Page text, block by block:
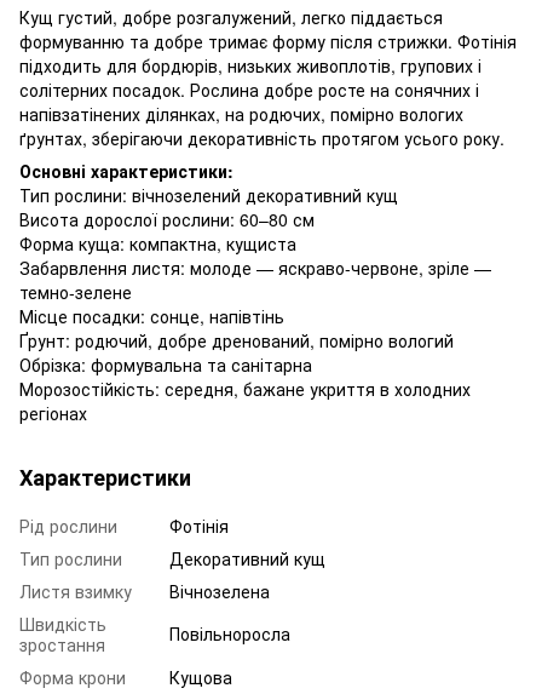
Кущ густий, добре розгалужений, легко піддається
формуванню та добре тримає форму після стрижки. Фотінія
підходить для бордюрів, низьких живоплотів, групових і
солітерних посадок. Рослина добре росте на сонячних і
напівзатінених ділянках, на родючих, помірно вологих
ґрунтах, зберігаючи декоративність протягом усього року.
Основні характеристики:
Тип рослини: вічнозелений декоративний кущ
Висота дорослої рослини: 60–80 см
Форма куща: компактна, кущиста
Забарвлення листя: молоде — яскраво-червоне, зріле —
темно-зелене
Місце посадки: сонце, напівтінь
Ґрунт: родючий, добре дренований, помірно вологий
Обрізка: формувальна та санітарна
Морозостійкість: середня, бажане укриття в холодних
регіонах
Характеристики
Рід рослини
Фотінія
Тип рослини
Декоративний кущ
Листя взимку
Вічнозелена
Швидкість
зростання
Повільноросла
Форма крони
Кущова